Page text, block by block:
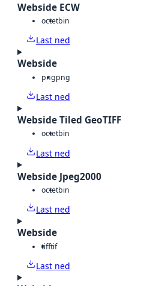
Webside ECW
octetbin
Last ned
Webside
pngpng
Last ned
Webside Tiled GeoTIFF
octetbin
Last ned
Webside Jpeg2000
octetbin
Last ned
Webside
tifftif
Last ned